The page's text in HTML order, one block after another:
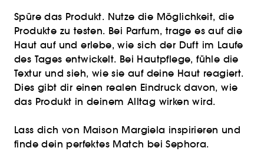
Spüre das Produkt. Nutze die Möglichkeit, die
Produkte zu testen. Bei Parfum, trage es auf die
Haut auf und erlebe, wie sich der Duft im Laufe
des Tages entwickelt. Bei Hautpflege, fühle die
Textur und sieh, wie sie auf deine Haut reagiert.
Dies gibt dir einen realen Eindruck davon, wie
das Produkt in deinem Alltag wirken wird.
Lass dich von Maison Margiela inspirieren und
finde dein perfektes Match bei Sephora.